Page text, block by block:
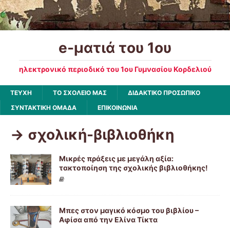
e-ματιά του 1ου
ηλεκτρονικό περιοδικό του 1ου Γυμνασίου Κορδελιού
ΤΕΥΧΗ ΤΟ ΣΧΟΛΕΙΟ ΜΑΣ
ΔΙΔΑΚΤΙΚΟ ΠΡΟΣΩΠΙΚΟ
ΣΥΝΤΑΚΤΙΚΗ ΟΜΑΔΑ
ΕΠΙΚΟΙΝΩΝΙΑ
-> σχολική-βιβλιοθήκη
Μικρές πράξεις με μεγάλη αξία:
τακτοποίηση της σχολικής βιβλιοθήκης!
Μπες στον μαγικό κόσμο του βιβλίου –
Αφίσα από την Ελίνα Τίκτα